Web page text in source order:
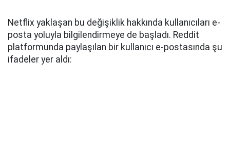
Netflix yaklaşan bu değişiklik hakkında kullanıcıları e-
posta yoluyla bilgilendirmeye de başladı. Reddit
platformunda paylaşılan bir kullanıcı e-postasında şu
ifadeler yer aldı: